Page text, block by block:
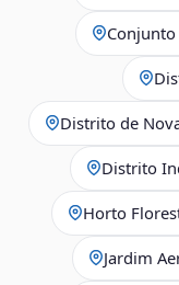
Conjunto
Distrito de
Distrito
Horto
Jardim